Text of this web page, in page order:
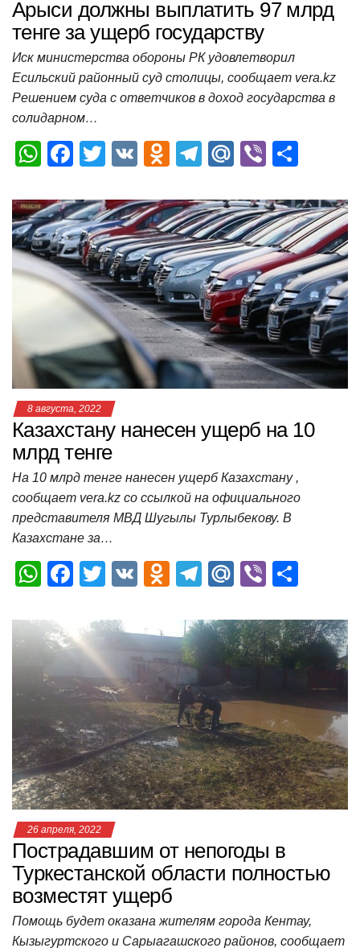
Арыси должны выплатить 97 млрд
тенге за ущерб государству
Иск министерства обороны РК удовлетворил
Есильский районный суд столицы, сообщает vera.kz
Решением суда с ответчиков в доход государства в
солидарном…
W
at
s
A
p
p
F
c
e
b
o
o
k
T
tt
er
V
O
n
o
kl
a
ss
ni
ki
T
e
gr
a
m
M
.R
u
Vi
er п
р
а
в
и
т
ь
8 августа, 2022
Казахстану нанесен ущерб на 10
млрд тенге
На 10 млрд тенге нанесен ущерб Казахстану ,
сообщает vera.kz со ссылкой на официального
представителя МВД Шугылы Турлыбекову. В
Казахстане за…
W
at
s
A
p
p
F
c
e
b
o
o
k
T
tt
V
O
o
kl
a
ss
ni
ki
T
e
gr
a
m
M
.R
u
Vi
er п
р
в
и
т
ь
26 апреля, 2022
Пострадавшим от непогоды в
Туркестанской области полностью
возместят ущерб
Помощь будет оказана жителям города Кентау,
Кызыгуртского и Сарыагашского районов, сообщает